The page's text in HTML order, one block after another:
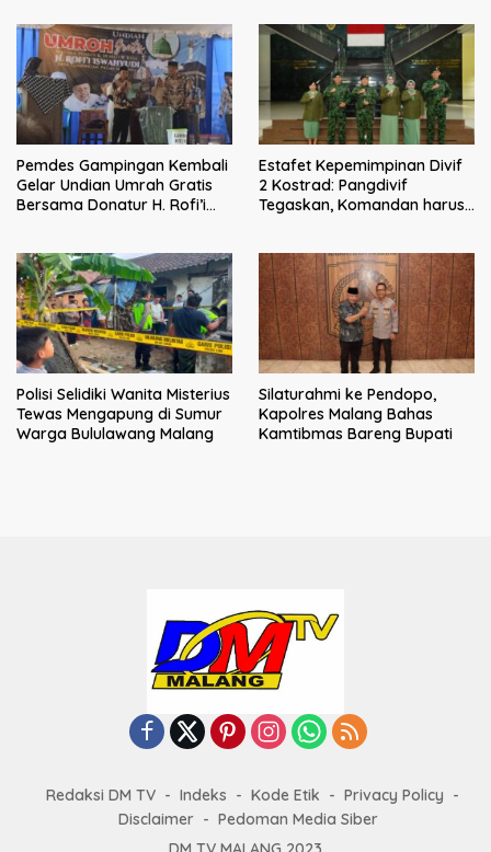
Pemdes Gampingan Kembali
Gelar Undian Umrah Gratis
Bersama Donatur H. Rofi’i
Estafet Kepemimpinan Divif
2 Kostrad: Pangdivif
Tegaskan, Komandan harus
Polisi Selidiki Wanita Misterius
Tewas Mengapung di Sumur
Warga Bululawang Malang
Silaturahmi ke Pendopo,
Kapolres Malang Bahas
Kamtibmas Bareng Bupati
Redaksi DM TV Indeks Kode Etik
Privacy Policy
Disclaimer
Pedoman Media Siber